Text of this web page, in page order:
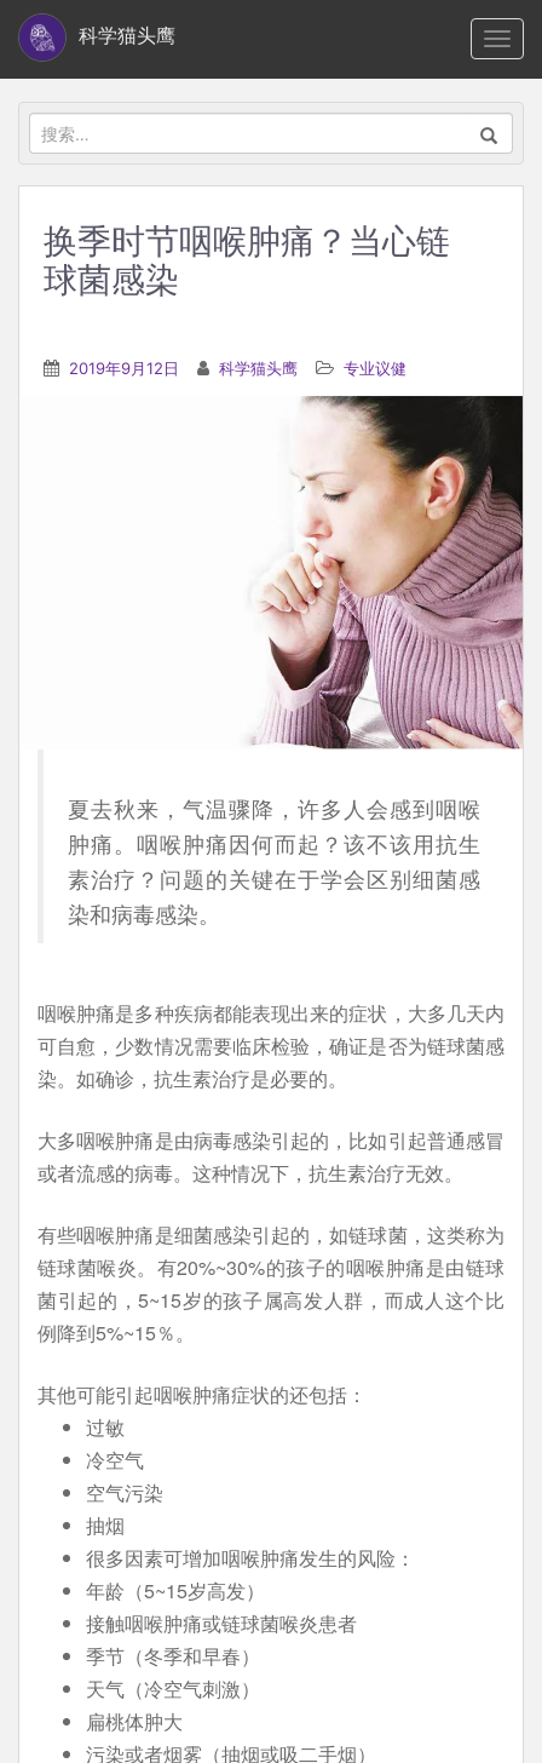
i
科学猫头鹰
搜
索：
换季时节咽喉肿痛？当心链
球菌感染
2019年9月12日 科学猫头鹰 专业议健
夏去秋来，气温骤降，许多人会感到咽喉
肿痛。咽喉肿痛因何而起？该不该用抗生
素治疗？问题的关键在于学会区别细菌感
染和病毒感染。
咽喉肿痛是多种疾病都能表现出来的症状，大多几天内
可自愈，少数情况需要临床检验，确证是否为链球菌感
染。如确诊，抗生素治疗是必要的。
大多咽喉肿痛是由病毒感染引起的，比如引起普通感冒
或者流感的病毒。这种情况下，抗生素治疗无效。
有些咽喉肿痛是细菌感染引起的，如链球菌，这类称为
链球菌喉炎。有20%~30%的孩子的咽喉肿痛是由链球
菌引起的，5~15岁的孩子属高发人群，而成人这个比
例降到5%~15％。
其他可能引起咽喉肿痛症状的还包括：
过敏
冷空气
空气污染
抽烟
很多因素可增加咽喉肿痛发生的风险：
年龄（5~15岁高发）
接触咽喉肿痛或链球菌喉炎患者
季节（冬季和早春）
天气（冷空气刺激）
扁桃体肿大
污染或者烟雾（抽烟或吸二手烟）